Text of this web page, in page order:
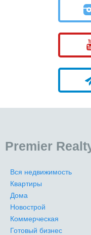
Premier
Вся недвижимость
Квартиры
Дома
Новострой
Коммерческая
Готовый бизнес